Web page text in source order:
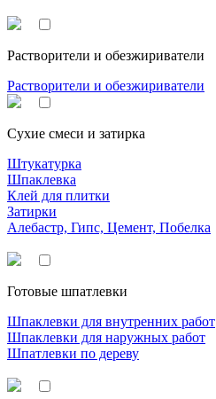
Растворители и обезжириватели
Растворители и обезжириватели
Сухие смеси и затирка
Штукатурка
Шпаклевка
Клей для плитки
Затирки
Алебастр, Гипс, Цемент, Побелка
Готовые шпатлевки
Шпаклевки для внутренних работ
Шпаклевки для наружных работ
Шпатлевки по дереву